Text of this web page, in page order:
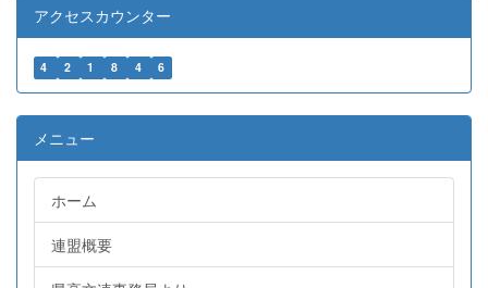
アクセスカウンター
4 2 1 8 4 6
メニュー
ホーム
連盟概要